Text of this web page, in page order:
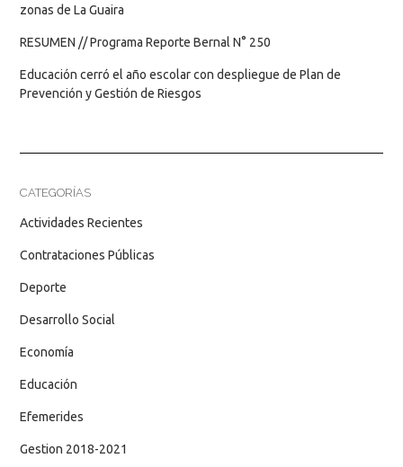
zonas de La Guaira
RESUMEN // Programa Reporte Bernal N° 250
Educación cerró el año escolar con despliegue de Plan de
Prevención y Gestión de Riesgos
CATEGORÍAS
Actividades Recientes
Contrataciones Públicas
Deporte
Desarrollo Social
Economía
Educación
Efemerides
Gestion 2018-2021